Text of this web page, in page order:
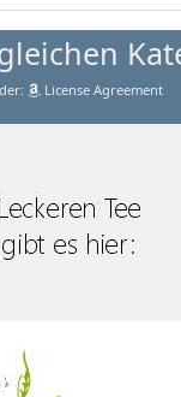
License Agreement